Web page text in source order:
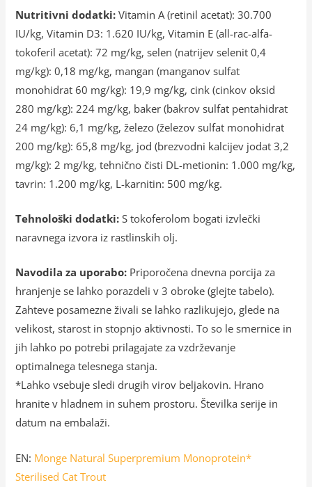
Nutritivni dodatki: Vitamin A (retinil acetat): 30.700
IU/kg, Vitamin D3: 1.620 IU/kg, Vitamin E (all-rac-alfa-
tokoferil acetat): 72 mg/kg, selen (natrijev selenit 0,4
mg/kg): 0,18 mg/kg, mangan (manganov sulfat
monohidrat 60 mg/kg): 19,9 mg/kg, cink (cinkov oksid
280 mg/kg): 224 mg/kg, baker (bakrov sulfat pentahidrat
24 mg/kg): 6,1 mg/kg, železo (železov sulfat monohidrat
200 mg/kg): 65,8 mg/kg, jod (brezvodni kalcijev jodat 3,2
mg/kg): 2 mg/kg, tehnično čisti DL-metionin: 1.000 mg/kg,
tavrin: 1.200 mg/kg, L-karnitin: 500 mg/kg.
Tehnološki dodatki: S tokoferolom bogati izvlečki
naravnega izvora iz rastlinskih olj.
Navodila za uporabo: Priporočena dnevna porcija za
hranjenje se lahko porazdeli v 3 obroke (glejte tabelo).
Zahteve posamezne živali se lahko razlikujejo, glede na
velikost, starost in stopnjo aktivnosti. To so le smernice in
jih lahko po potrebi prilagajate za vzdrževanje
optimalnega telesnega stanja.
*Lahko vsebuje sledi drugih virov beljakovin. Hrano
hranite v hladnem in suhem prostoru. Številka serije in
datum na embalaži.
EN: Monge Natural Superpremium Monoprotein*
Sterilised Cat Trout